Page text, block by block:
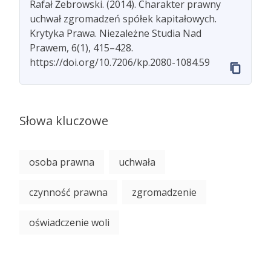
Rafał Żebrowski. (2014). Charakter prawny
uchwał zgromadzeń spółek kapitałowych.
Krytyka Prawa. Niezależne Studia Nad
Prawem, 6(1), 415–428.
https://doi.org/10.7206/kp.2080-1084.59
Słowa kluczowe
osoba prawna uchwała
czynność prawna zgromadzenie
oświadczenie woli